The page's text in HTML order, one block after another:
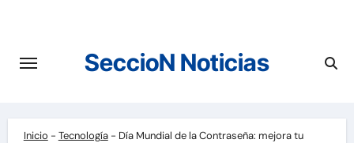
contenido
SeccioN Noticias
Inicio - Tecnología- Día Mundial de la Contraseña: mejora tu